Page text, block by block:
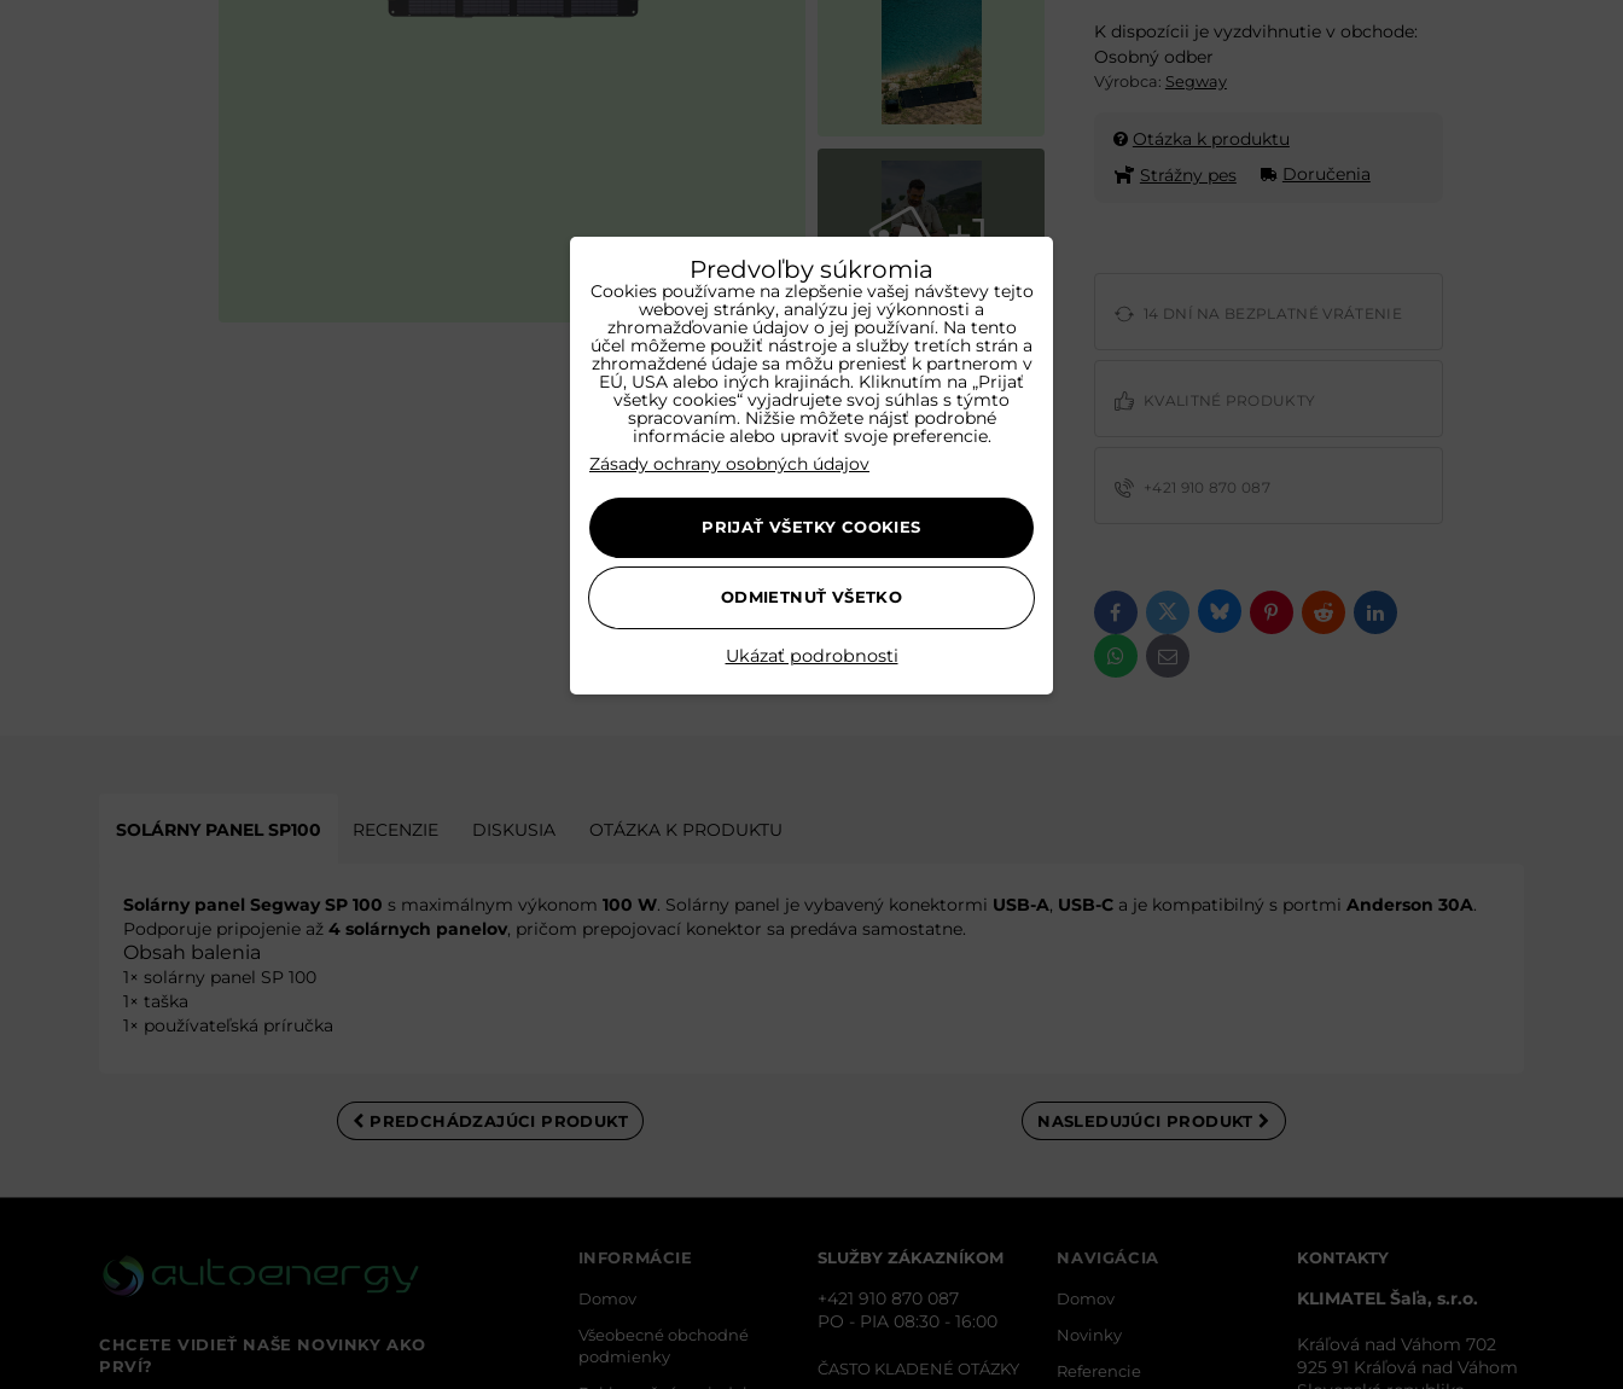
+1
Osobný odber
Výrobca: Segway
Otázka k produktu
Strážny pes
Doručenia
14 DNÍ NA BEZPLATNÉ VRÁTENIE
KVALITNÉ PRODUKTY
+421 910 870 087
FacebookTwitterBlueskyPinterestRedditLinkedIn
WhatsApp
E-mail
SOLÁRNY PANEL SP100 RECENZIE DISKUSIA OTÁZKA K PRODUKTU
Solárny panel Segway SP 100 s maximálnym výkonom 100 W. Solárny panel je vybavený konektormi USB-A, USB-Ca je kompatibilný s portmi Anderson 30A.
Podporuje pripojenie až 4 solárnych panelov, pričom prepojovací konektor sa predáva samostatne.
Obsah balenia
1× solárny panel SP 100
1× taška
1× používateľská príručka
PREDCHÁDZAJÚCI PRODUKT NASLEDUJÚCI PRODUKT
CHCETE VIDIEŤ NAŠE NOVINKY AKO
PRVÍ?
INFORMÁCIE
Domov
Všeobecné obchodné
podmienky
SLUŽBY ZÁKAZNÍKOM
+421 910 870 087
PO - PIA 08:30 - 16:00
ČASTO KLADENÉ OTÁZKY
NAVIGÁCIA
Domov
Novinky
Referencie
KONTAKTY
KLIMATEL Šaľa, s.r.o.
Kráľová nad Váhom 702
925 91 Kráľová nad Váhom
Predvoľby súkromia
Cookies používame na zlepšenie vašej návštevy tejto
webovej stránky, analýzu jej výkonnosti a
zhromažďovanie údajov o jej používaní. Na tento
účel môžeme použiť nástroje a služby tretích strán a
zhromaždené údaje sa môžu preniesť k partnerom v
EÚ, USA alebo iných krajinách. Kliknutím na „Prijať
všetky cookies“ vyjadrujete svoj súhlas s týmto
spracovaním. Nižšie môžete nájsť podrobné
informácie alebo upraviť svoje preferencie.
Zásady ochrany osobných údajov
Ukázať podrobnosti
PRIJAŤ VŠETKY COOKIES
ODMIETNUŤ VŠETKO